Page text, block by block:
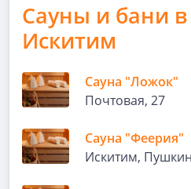
Сауны и бани
Искитим
Сауна "Ложок"
Почтовая, 27
Сауна "Феерия"
Искитим,